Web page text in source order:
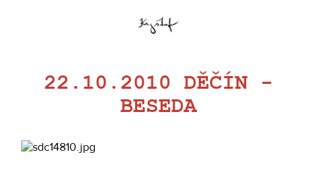
22.10.2010 DĚČÍN -
BESEDA